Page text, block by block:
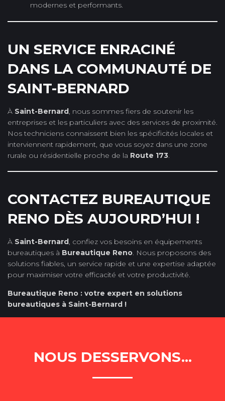
modernes et performants.
UN SERVICE ENRACINÉ
DANS LA COMMUNAUTÉ DE
SAINT-BERNARD
À Saint-Bernard, nous sommes fiers de soutenir les
entreprises et les particuliers avec des services de proximité.
Nos techniciens connaissent bien les spécificités locales et
interviennent rapidement, que vous soyez dans une zone
rurale ou résidentielle proche de la Route 173.
CONTACTEZ BUREAUTIQUE
RENO DÈS AUJOURD’HUI !
À Saint-Bernard, confiez vos besoins en équipements
bureautiques à Bureautique Reno. Nous proposons des
solutions fiables, un service rapide et une expertise adaptée
pour maximiser votre efficacité et votre productivité.
Bureautique Reno : votre expert en solutions
bureautiques à Saint-Bernard !
NOUS DESSERVONS...